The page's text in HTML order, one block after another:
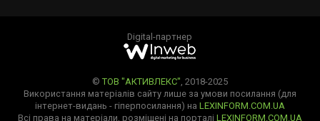
Digital-партнер
© ТОВ "АКТИВЛЕКС" , 2018-2025
Використання матеріалів сайту лише за умови посилання (для
інтернет-видань - гіперпосилання) на LEXINFORM.COM.UA
Всі права на матеріали, розміщені на порталі LEXINFORM.COM.UA